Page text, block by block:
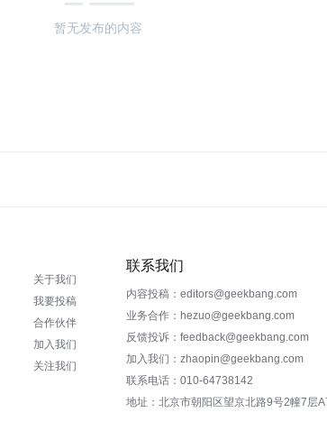
暂无发布的内容
关于我们
我要投稿
合作伙伴
加入我们
关注我们
联系我们
内容投稿：editors@geekbang.com
业务合作：hezuo@geekbang.com
反馈投诉：feedback@geekbang.com
加入我们：zhaopin@geekbang.com
联系电话：010-64738142
地址：北京市朝阳区望京北路9号2幢7层